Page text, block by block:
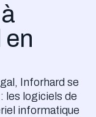
Inforhard se
les logiciels de
informatique